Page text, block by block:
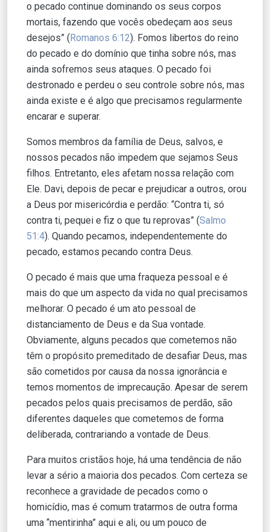
o pecado continue dominando os seus corpos
mortais, fazendo que vocês obedeçam aos seus
desejos” (Romanos 6:12). Fomos libertos do reino
do pecado e do domínio que tinha sobre nós, mas
ainda sofremos seus ataques. O pecado foi
destronado e perdeu o seu controle sobre nós, mas
ainda existe e é algo que precisamos regularmente
encarar e superar.
Somos membros da família de Deus, salvos, e
nossos pecados não impedem que sejamos Seus
filhos. Entretanto, eles afetam nossa relação com
Ele. Davi, depois de pecar e prejudicar a outros, orou
a Deus por misericórdia e perdão: “Contra ti, só
contra ti, pequei e fiz o que tu reprovas” (Salmo
51:4). Quando pecamos, independentemente do
pecado, estamos pecando contra Deus.
O pecado é mais que uma fraqueza pessoal e é
mais do que um aspecto da vida no qual precisamos
melhorar. O pecado é um ato pessoal de
distanciamento de Deus e da Sua vontade.
Obviamente, alguns pecados que cometemos não
têm o propósito premeditado de desafiar Deus, mas
são cometidos por causa da nossa ignorância e
temos momentos de imprecaução. Apesar de serem
pecados pelos quais precisamos de perdão, são
diferentes daqueles que cometemos de forma
deliberada, contrariando a vontade de Deus.
Para muitos cristãos hoje, há uma tendência de não
levar a sério a maioria dos pecados. Com certeza se
reconhece a gravidade de pecados como o
homicídio, mas é comum tratarmos de outra forma
uma “mentirinha” aqui e ali, ou um pouco de